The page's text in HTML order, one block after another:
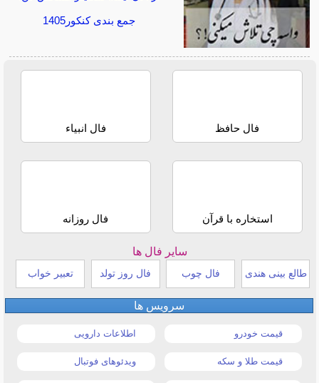
جمع بندی کنکور1405
فال حافظ فال انبیاء
استخاره با قرآن فال روزانه
سایر فال ها
طالع بینی هندی فال چوب فال روز تولد تعبیر خواب
سرویس ها
قیمت خودرو اطلاعات دارویی
قیمت طلا و سکه ویدئوهای فوتبال